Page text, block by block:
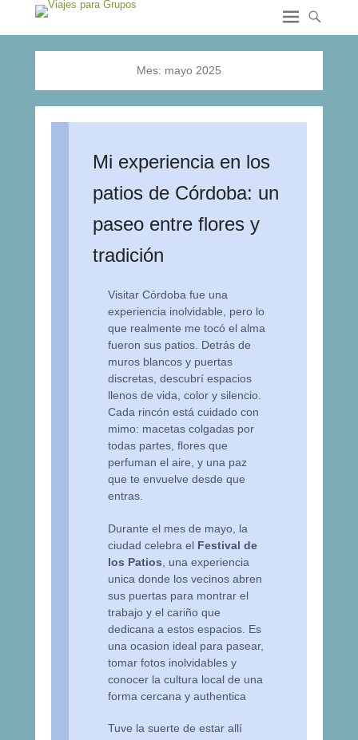
Mes: mayo 2025
Mi experiencia en los
patios de Córdoba: un
paseo entre flores y
tradición
Visitar Córdoba fue una
experiencia inolvidable, pero lo
que realmente me tocó el alma
fueron sus patios. Detrás de
muros blancos y puertas
discretas, descubrí espacios
llenos de vida, color y silencio.
Cada rincón está cuidado con
mimo: macetas colgadas por
todas partes, flores que
perfuman el aire, y una paz
que te envuelve desde que
entras.
Durante el mes de mayo, la
ciudad celebra el Festival de
los Patios , una experiencia
unica donde los vecinos abren
sus puertas para montrar el
trabajo y el cariño que
dedicana a estos espacios. Es
una ocasion ideal para pasear,
tomar fotos inolvidables y
conocer la cultura local de una
forma cercana y authentica
Tuve la suerte de estar allí